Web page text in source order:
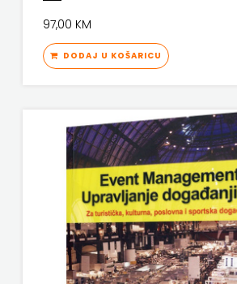
97,00 KM
DODAJ U KOŠARICU